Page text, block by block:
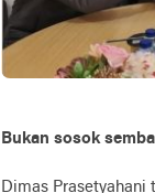
Bukan sosok
Dimas Prasetyahani